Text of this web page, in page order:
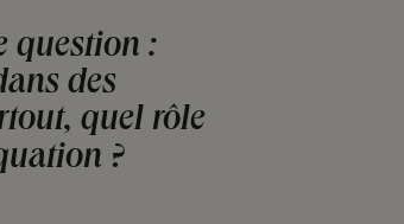
question :
des
quel rôle
?